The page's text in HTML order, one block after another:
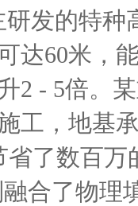
发的特种
达60米，
2 - 5倍。
工，地基
了数百万
合了物理